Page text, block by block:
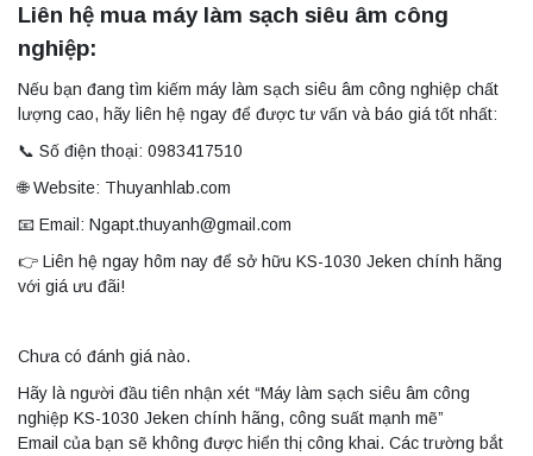
Liên hệ mua máy làm sạch siêu âm công
nghiệp:
Nếu bạn đang tìm kiếm máy làm sạch siêu âm công nghiệp chất
lượng cao, hãy liên hệ ngay để được tư vấn và báo giá tốt nhất:
📞 Số điện thoại: 0983417510
🌐 Website: Thuyanhlab.com
📧 Email: Ngapt.thuyanh@gmail.com
👉 Liên hệ ngay hôm nay để sở hữu KS-1030 Jeken chính hãng
với giá ưu đãi!
Chưa có đánh giá nào.
Hãy là người đầu tiên nhận xét “Máy làm sạch siêu âm công
nghiệp KS-1030 Jeken chính hãng, công suất mạnh mẽ”
Email của bạn sẽ không được hiển thị công khai. Các trường bắt